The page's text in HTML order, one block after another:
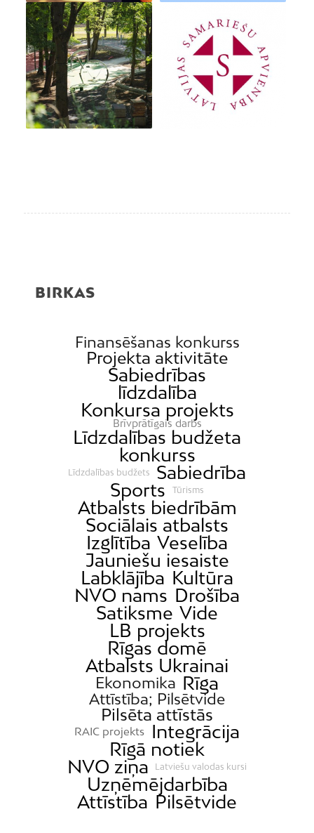
BIRKAS
Finansēšanas konkurss
Projekta aktivitāte
Sabiedrības
līdzdalība
Konkursa projekts
Brīvprātīgais darbs
Līdzdalības budžeta
konkurss
Līdzdalības budžets
Sabiedrība
Sports
Tūrisms
Atbalsts biedrībām
Sociālais atbalsts
Izglītība Veselība
Jauniešu iesaiste
Labklājība Kultūra
NVO nams Drošība
Satiksme Vide
LB projekts
Rīgas domē
Atbalsts Ukrainai
Ekonomika Rīga
Attīstība; Pilsētvide
Pilsēta attīstās
RAIC projekts
Integrācija
Rīgā notiek
NVO ziņa
Latviešu valodas kursi
Uzņēmējdarbība
Attīstība Pilsētvide